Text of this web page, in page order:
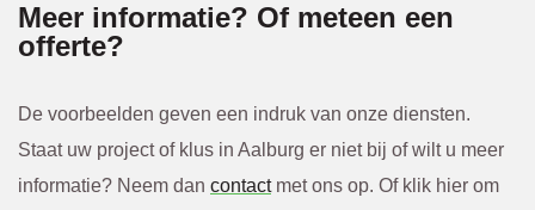
Meer informatie? Of meteen een
offerte?
De voorbeelden geven een indruk van onze diensten.
Staat uw project of klus in Aalburg er niet bij of wilt u meer
informatie? Neem dan contactmet ons op. Of klik hier om